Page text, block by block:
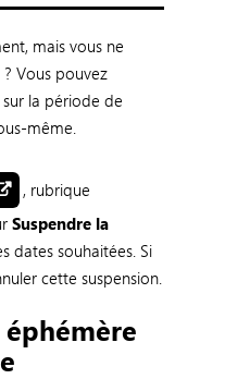
mais vous ne
Vous pouvez
la période de
même.
, rubrique
Suspendre la
dates souhaitées. Si
cette suspension.